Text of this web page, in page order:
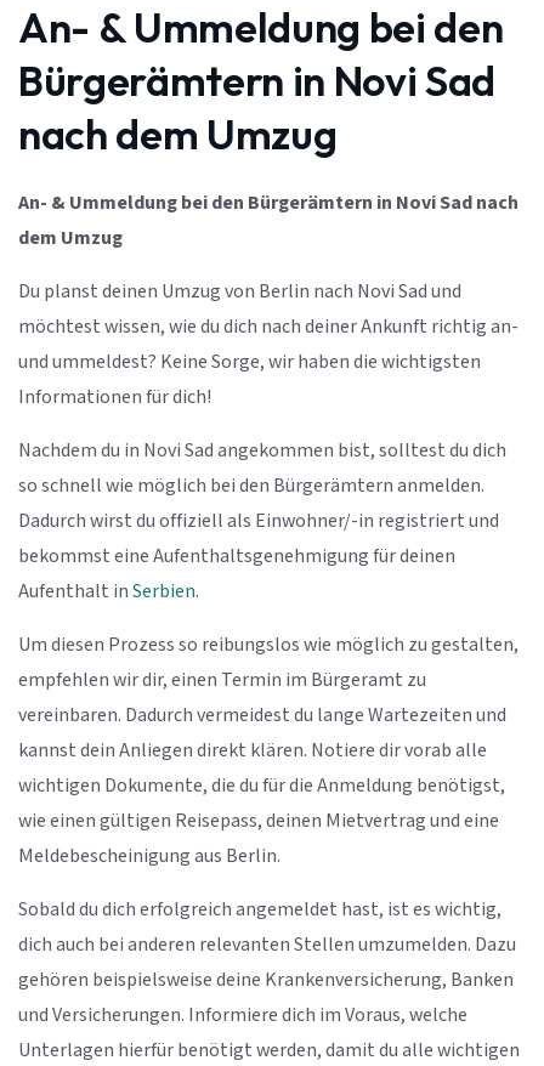
An- & Ummeldung bei den
Bürgerämtern in Novi Sad
nach dem Umzug
An- & Ummeldung bei den Bürgerämtern in Novi Sad nach
dem Umzug
Du planst deinen Umzug von Berlin nach Novi Sad und
möchtest wissen, wie du dich nach deiner Ankunft richtig an-
und ummeldest? Keine Sorge, wir haben die wichtigsten
Informationen für dich!
Nachdem du in Novi Sad angekommen bist, solltest du dich
so schnell wie möglich bei den Bürgerämtern anmelden.
Dadurch wirst du offiziell als Einwohner/-in registriert und
bekommst eine Aufenthaltsgenehmigung für deinen
Aufenthalt inSerbien.
Um diesen Prozess so reibungslos wie möglich zu gestalten,
empfehlen wir dir, einen Termin im Bürgeramt zu
vereinbaren. Dadurch vermeidest du lange Wartezeiten und
kannst dein Anliegen direkt klären. Notiere dir vorab alle
wichtigen Dokumente, die du für die Anmeldung benötigst,
wie einen gültigen Reisepass, deinen Mietvertrag und eine
Meldebescheinigung aus Berlin.
Sobald du dich erfolgreich angemeldet hast, ist es wichtig,
dich auch bei anderen relevanten Stellen umzumelden. Dazu
gehören beispielsweise deine Krankenversicherung, Banken
und Versicherungen. Informiere dich im Voraus, welche
Unterlagen hierfür benötigt werden, damit du alle wichtigen